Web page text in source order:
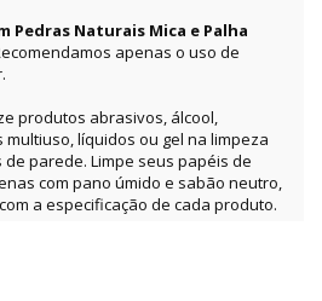
Pedras Naturais Mica e Palha
apenas o uso de
produtos abrasivos, álcool,
multiuso, líquidos ou gel na limpeza
parede. Limpe seus papéis de
com pano úmido e sabão neutro,
a especificação de cada produto.